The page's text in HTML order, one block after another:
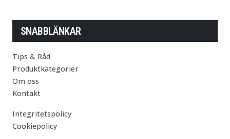
SNABBLÄNKAR
Tips & Råd
Produktkategorier
Om oss
Kontakt
Integritetspolicy
Cookiepolicy